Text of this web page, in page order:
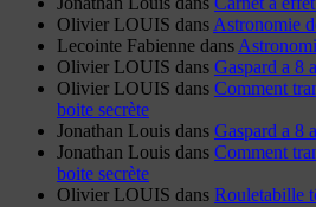
Olivier LOUIS dans Astronomie
Lecointe Fabienne dans
Olivier LOUIS dans Gaspard a 8
Olivier LOUIS dans Comment
boite secrète
Jonathan Louis dans Gaspard a 8
Jonathan Louis dans Comment
boite secrète
Olivier LOUIS dans Rouletabille